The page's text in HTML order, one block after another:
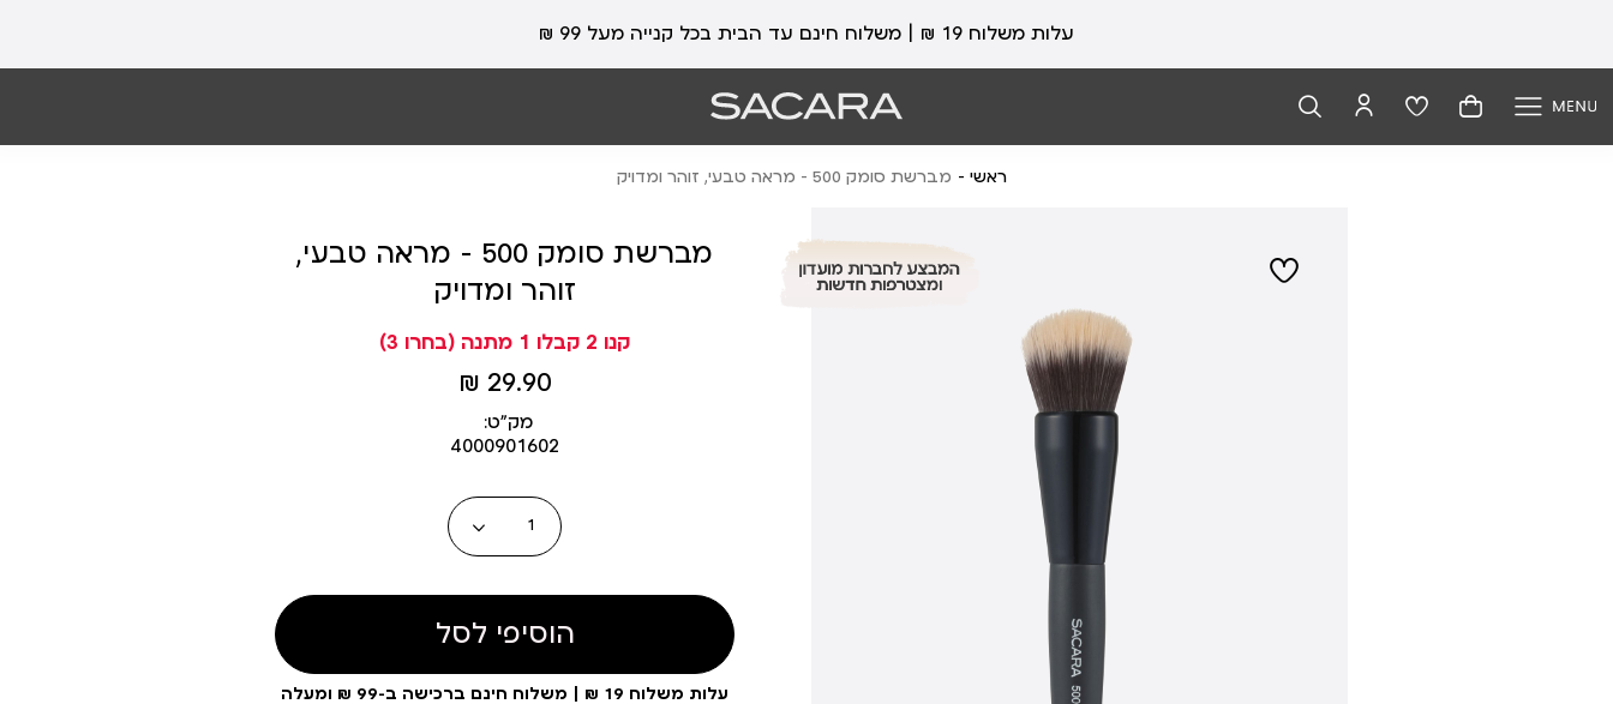
עלות משלוח 19 ₪ | משלוח חינם עד הבית בכל קנייה מעל 99 ₪
ראשי מברשת סומק 500 – מראה טבעי, זוהר ומדויק
מברשת סומק 500 – מראה טבעי,
זוהר ומדויק
קנו 2 קבלו 1 מתנה (בחרו 3)
מחיר
מוצר
29.90 ₪
מק״ט:
4000901602
כמות
הוסיפי לסל
עלות משלוח 19 ₪ | משלוח חינם ברכישה ב-99 ₪ ומעלה